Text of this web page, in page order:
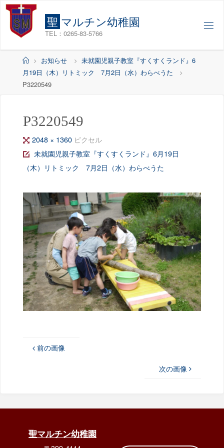
コ
聖 マルチン幼稚園
TEL：0265-83-5766
ホ
ー
ム
お知らせ
未就園児親子教室『すくすくランド』6
月19日（木）リトミック 7月2日（水）わらべうた
P3220549
P3220549
フ
ル
サ
ズ
2048 × 1360 ピクセル
未就園児親子教室『すくすくランド』6月19日
（木）リトミック 7月2日（水）わらべうた
前の画像
次の画像
聖マルチン幼稚園